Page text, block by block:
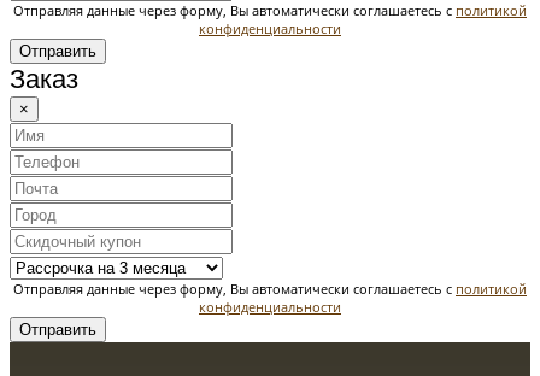
Отправляя данные через форму, Вы автоматически соглашаетесь с политикой
конфиденциальности
Отправить
Заказ
×
Отправляя данные через форму, Вы автоматически соглашаетесь с политикой
конфиденциальности
Отправить